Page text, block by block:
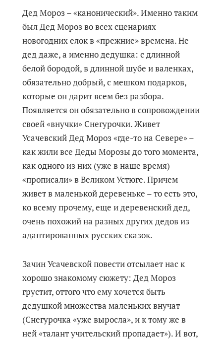
Дед Мороз – «канонический». Именно таким
был Дед Мороз во всех сценариях
новогодних елок в «прежние» времена. Не
дед даже, а именно дедушка: с длинной
белой бородой, в длинной шубе и валенках,
обязательно добрый, с мешком подарков,
которые он дарит всем без разбора.
Появляется он обязательно в сопровождении
своей «внучки» Снегурочки. Живет
Усачевский Дед Мороз «где-то на Севере» –
как жили все Деды Морозы до того момента,
как одного из них (уже в наше время)
«прописали» в Великом Устюге. Причем
живет в маленькой деревеньке – то есть это,
ко всему прочему, еще и деревенский дед,
очень похожий на разных других дедов из
адаптированных русских сказок.
Зачин Усачевской повести отсылает нас к
хорошо знакомому сюжету: Дед Мороз
грустит, оттого что ему хочется быть
дедушкой множества маленьких внучат
(Снегурочка «уже выросла», и к тому же в
ней «талант учительский пропадает»). И вот,